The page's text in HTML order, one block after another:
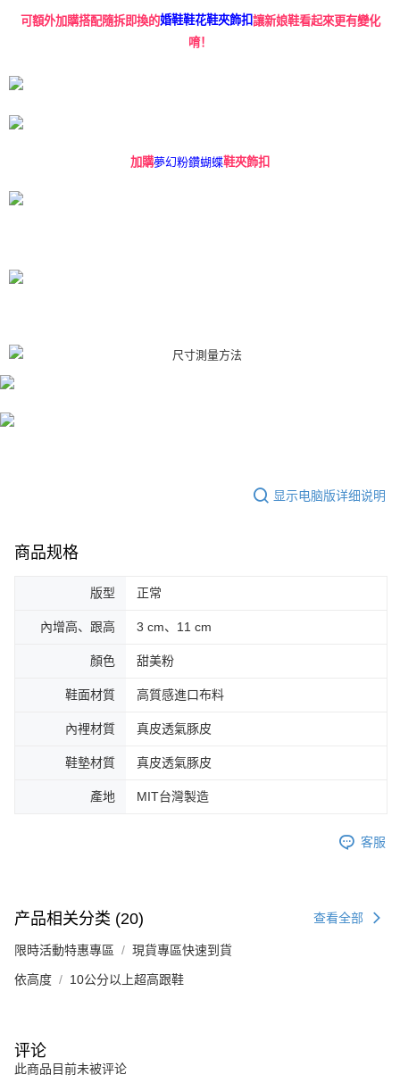
可額外加購搭配隨拆即換的婚鞋鞋花鞋夾飾扣讓新娘鞋看起來更有變化
唷！
加購夢幻粉鑽蝴蝶鞋夾飾扣
显示电脑版详细说明
商品规格
版型 正常
內增高、跟高 3 cm、11 cm
顏色 甜美粉
鞋面材質 高質感進口布料
內裡材質 真皮透氣豚皮
鞋墊材質 真皮透氣豚皮
產地 MIT台灣製造
客服
产品相关分类 (20) 查看全部
限時活動特惠專區 現貨專區快速到貨
依高度 10公分以上超高跟鞋
评论
此商品目前未被评论